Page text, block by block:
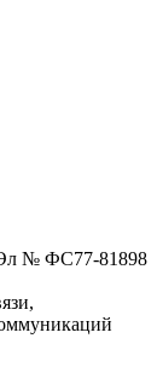
№ ФС77-81898